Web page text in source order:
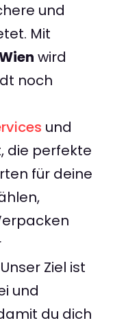
und
Mit
wird
noch
und
die perfekte
für deine
Ziel ist
und
du dich